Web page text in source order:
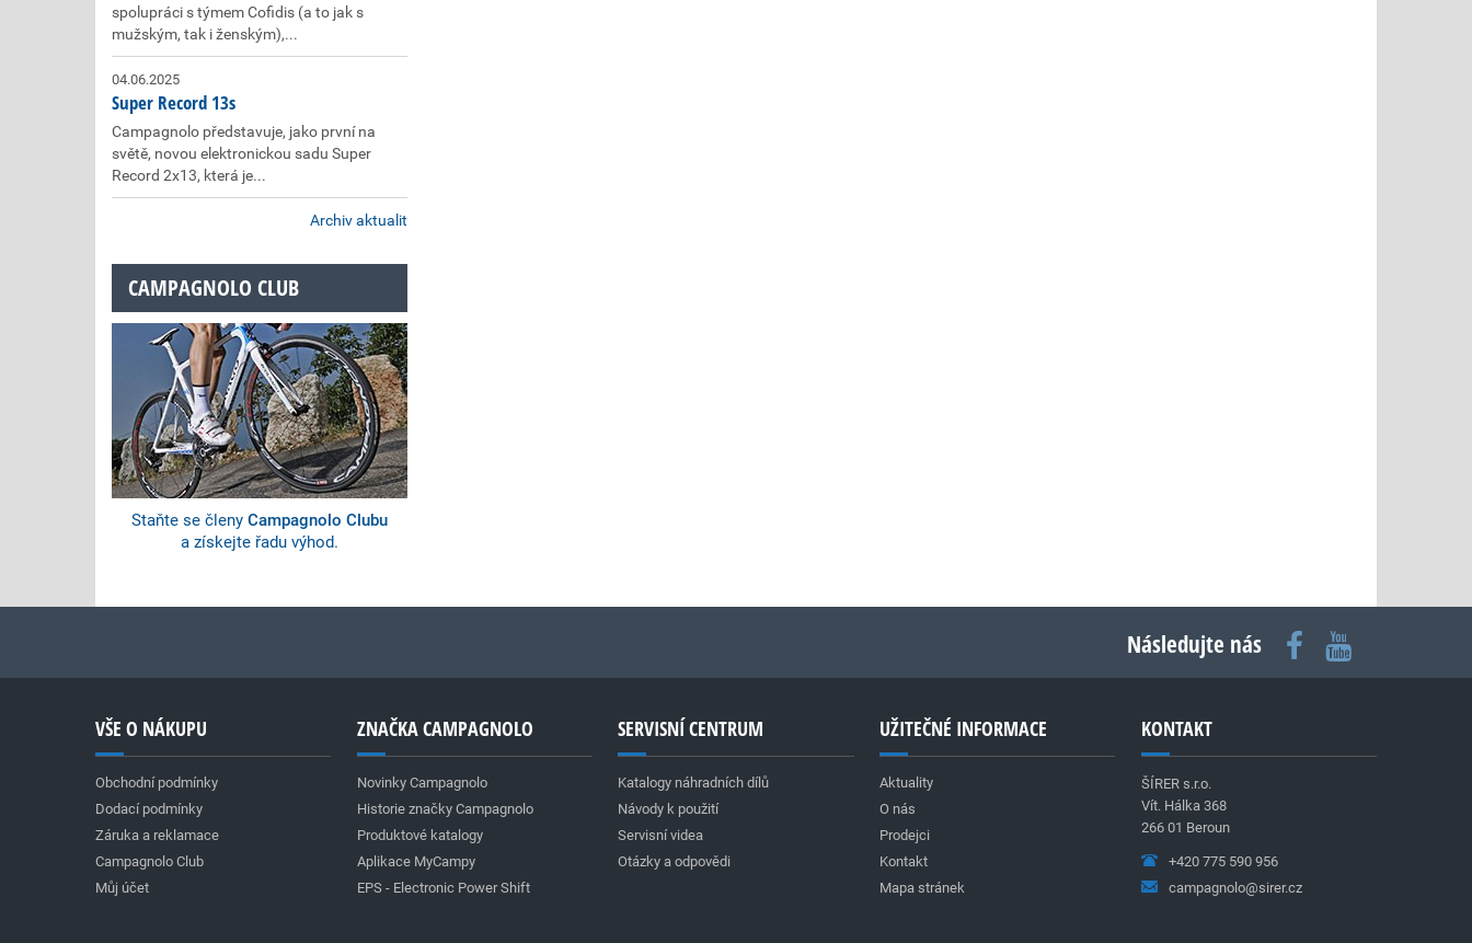
spolupráci s týmem Cofidis (a to jak s
mužským, tak i ženským),...
04.06.2025
Super Record 13s
Campagnolo představuje, jako první na
světě, novou elektronickou sadu Super
Record 2x13, která je...
Archiv aktualit
CAMPAGNOLO CLUB
Staňte se členy Campagnolo Clubu
a získejte řadu výhod.
Následujte nás
VŠE O NÁKUPU
Obchodní podmínky
Dodací podmínky
Záruka a reklamace
Campagnolo Club
Můj účet
ZNAČKA CAMPAGNOLO
Novinky Campagnolo
Historie značky Campagnolo
Produktové katalogy
Aplikace MyCampy
EPS - Electronic Power Shift
SERVISNÍ CENTRUM
Katalogy náhradních dílů
Návody k použití
Servisní videa
Otázky a odpovědi
UŽITEČNÉ INFORMACE
Aktuality
O nás
Prodejci
Kontakt
Mapa stránek
KONTAKT
ŠÍRER s.r.o.
Vít. Hálka 368
266 01 Beroun
+420 775 590 956
campagnolo@sirer.cz